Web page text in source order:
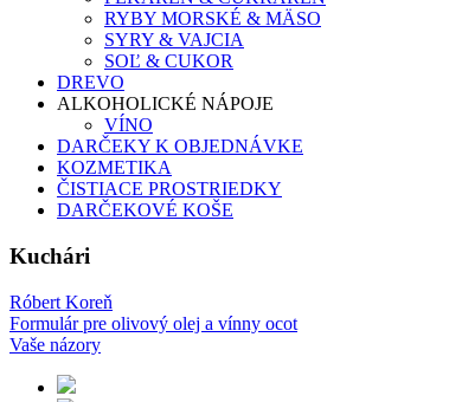
RYBY MORSKÉ & MÄSO
SYRY & VAJCIA
SOĽ & CUKOR
DREVO
ALKOHOLICKÉ NÁPOJE
VÍNO
DARČEKY K OBJEDNÁVKE
KOZMETIKA
ČISTIACE PROSTRIEDKY
DARČEKOVÉ KOŠE
Kuchári
Róbert Koreň
Formulár pre olivový olej a vínny ocot
Vaše názory